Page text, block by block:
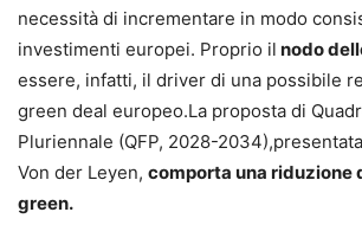
necessità di incrementare in modo
investimenti europei. Proprio il nodo
essere, infatti, il driver di una possibile
green deal europeo.La proposta di
Pluriennale (QFP, 2028-
Von der Leyen, comporta una riduzione
green.